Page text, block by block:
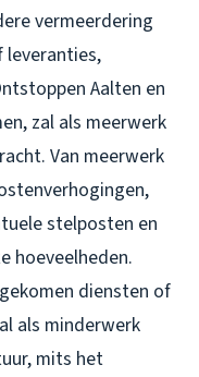
vermeerdering
leveranties,
Aalten en
zal als meerwerk
Van meerwerk
stelposten en
hoeveelheden.
diensten of
als minderwerk
mits het